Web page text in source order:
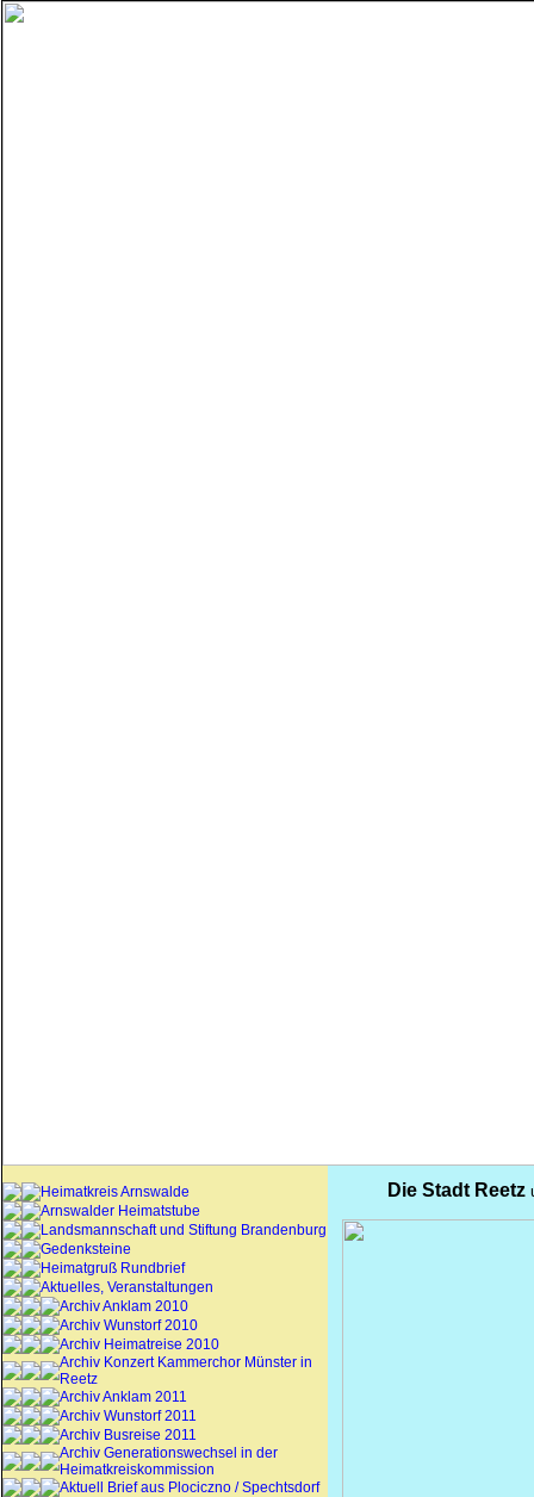
Heimatkreis Arnswalde
Arnswalder Heimatstube
Landsmannschaft und Stiftung Brandenburg
Gedenksteine
Heimatgruß Rundbrief
Aktuelles, Veranstaltungen
Archiv Anklam 2010
Archiv Wunstorf 2010
Archiv Heimatreise 2010
Archiv Konzert Kammerchor Münster in
Reetz
Archiv Anklam 2011
Archiv Wunstorf 2011
Archiv Busreise 2011
Archiv Generationswechsel in der
Heimatkreiskommission
Aktuell Brief aus Plociczno / Spechtsdorf
Die Stadt Reetz